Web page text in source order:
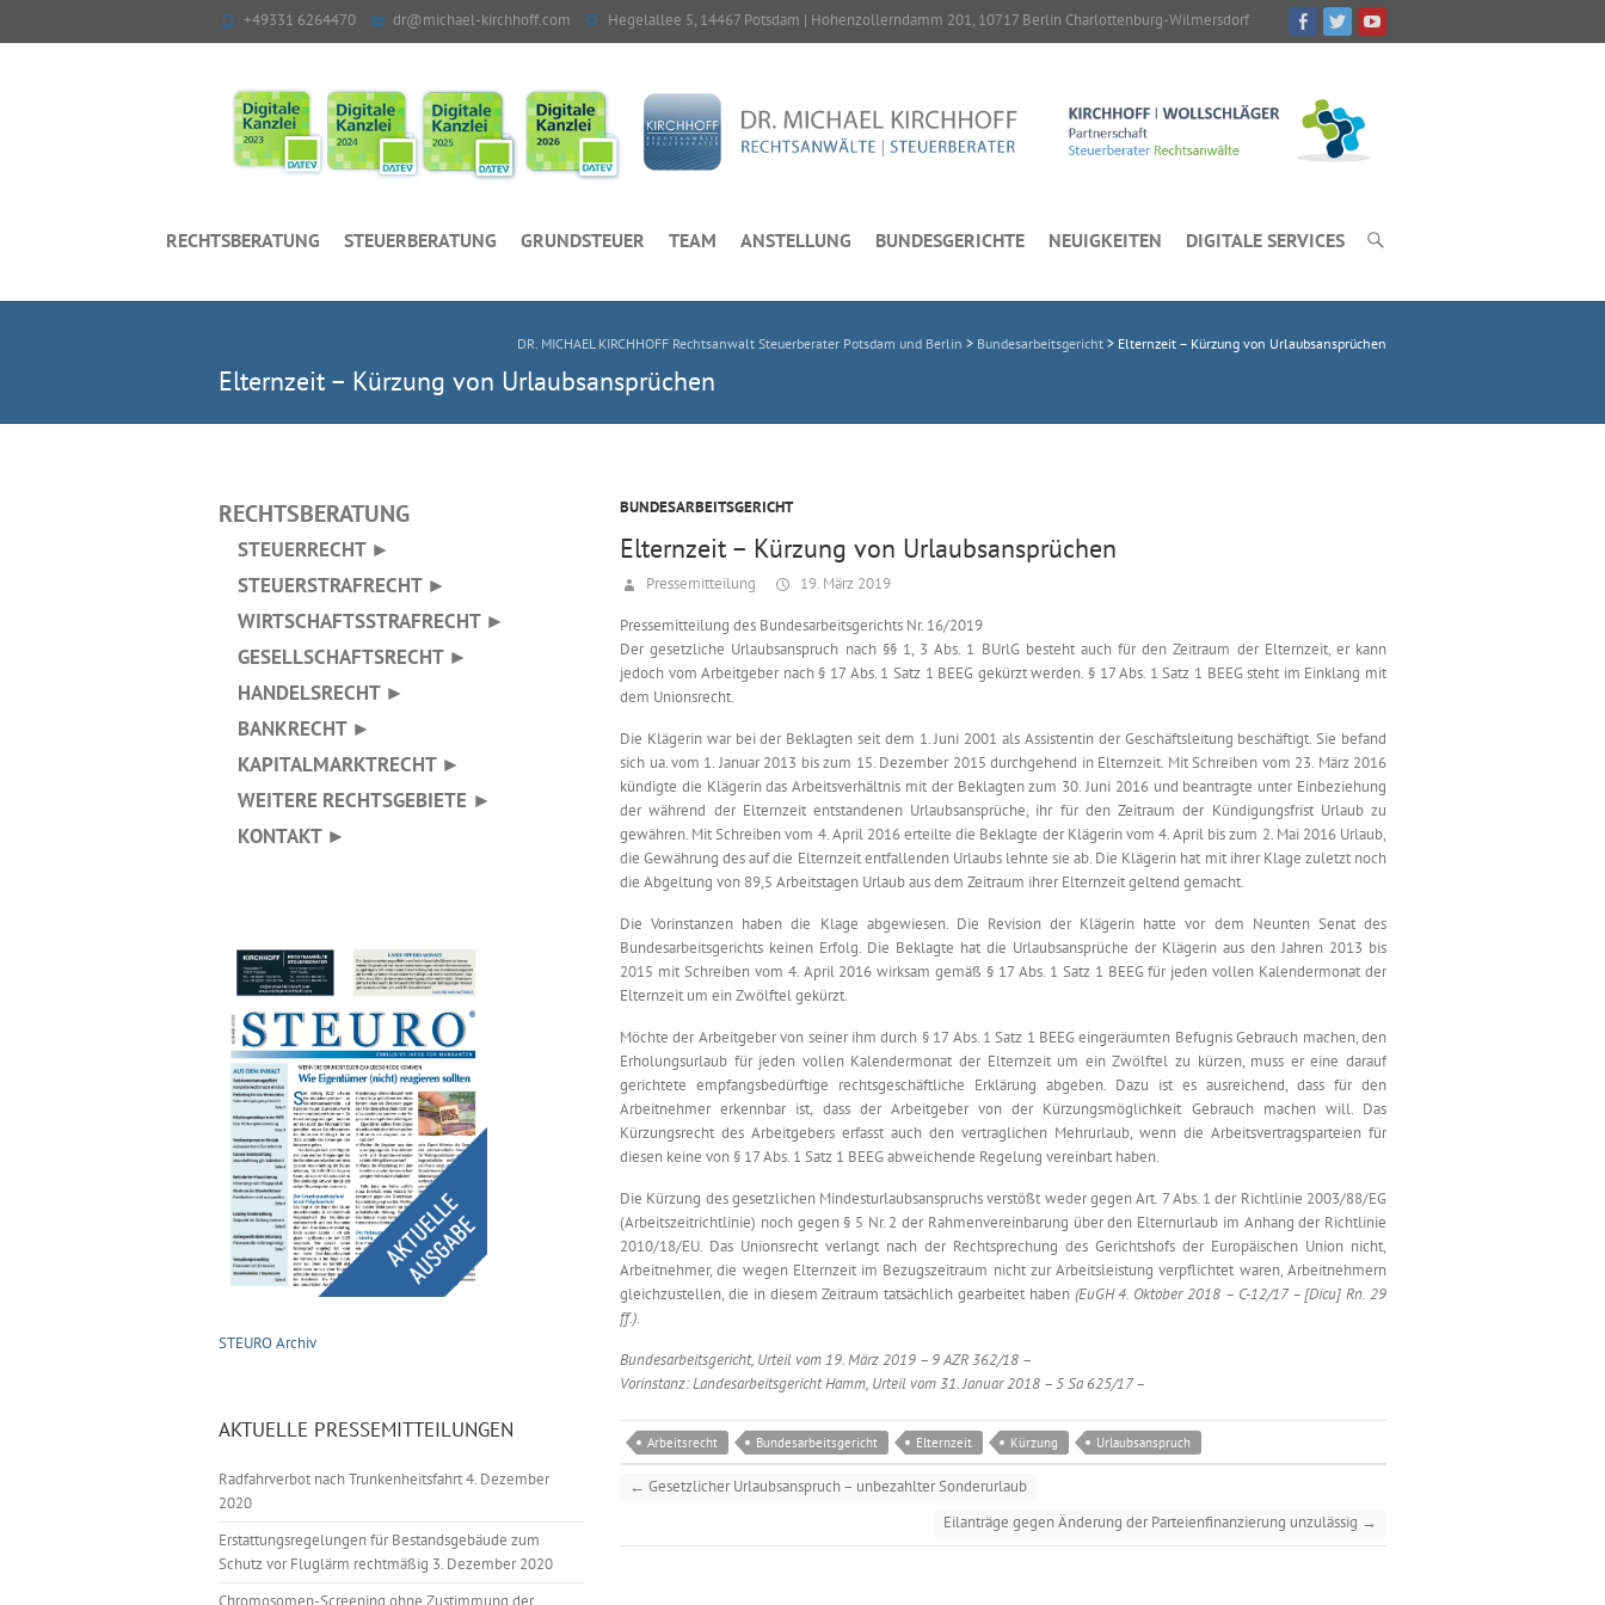
+49331 6264470 dr@michael-kirchhoff.com Hegelallee 5, 14467 Potsdam | Hohenzollerndamm 201, 10717 Berlin Charlottenburg-Wilmersdorf
RECHTSBERATUNG STEUERBERATUNG GRUNDSTEUER TEAM ANSTELLUNG BUNDESGERICHTE NEUIGKEITEN DIGITALE SERVICES
DR. MICHAEL KIRCHHOFF Rechtsanwalt Steuerberater Potsdam und Berlin > Bundesarbeitsgericht > Elternzeit – Kürzung von Urlaubsansprüchen
Elternzeit – Kürzung von Urlaubsansprüchen
BUNDESARBEITSGERICHT
Elternzeit – Kürzung von Urlaubsansprüchen
Pressemitteilung 19. März 2019
Pressemitteilung des Bundesarbeitsgerichts Nr. 16/2019
Der gesetzliche Urlaubsanspruch nach §§ 1, 3 Abs. 1 BUrlG besteht auch für den Zeitraum der Elternzeit, er kann
jedoch vom Arbeitgeber nach § 17 Abs. 1 Satz 1 BEEG gekürzt werden. § 17 Abs. 1 Satz 1 BEEG steht im Einklang mit
dem Unionsrecht.
Die Klägerin war bei der Beklagten seit dem 1. Juni 2001 als Assistentin der Geschäftsleitung beschäftigt. Sie befand
sich ua. vom 1. Januar 2013 bis zum 15. Dezember 2015 durchgehend in Elternzeit. Mit Schreiben vom 23. März 2016
kündigte die Klägerin das Arbeitsverhältnis mit der Beklagten zum 30. Juni 2016 und beantragte unter Einbeziehung
der während der Elternzeit entstandenen Urlaubsansprüche, ihr für den Zeitraum der Kündigungsfrist Urlaub zu
gewähren. Mit Schreiben vom 4. April 2016 erteilte die Beklagte der Klägerin vom 4. April bis zum 2. Mai 2016 Urlaub,
die Gewährung des auf die Elternzeit entfallenden Urlaubs lehnte sie ab. Die Klägerin hat mit ihrer Klage zuletzt noch
die Abgeltung von 89,5 Arbeitstagen Urlaub aus dem Zeitraum ihrer Elternzeit geltend gemacht.
Die Vorinstanzen haben die Klage abgewiesen. Die Revision der Klägerin hatte vor dem Neunten Senat des
Bundesarbeitsgerichts keinen Erfolg. Die Beklagte hat die Urlaubsansprüche der Klägerin aus den Jahren 2013 bis
2015 mit Schreiben vom 4. April 2016 wirksam gemäß § 17 Abs. 1 Satz 1 BEEG für jeden vollen Kalendermonat der
Elternzeit um ein Zwölftel gekürzt.
Möchte der Arbeitgeber von seiner ihm durch § 17 Abs. 1 Satz 1 BEEG eingeräumten Befugnis Gebrauch machen, den
Erholungsurlaub für jeden vollen Kalendermonat der Elternzeit um ein Zwölftel zu kürzen, muss er eine darauf
gerichtete empfangsbedürftige rechtsgeschäftliche Erklärung abgeben. Dazu ist es ausreichend, dass für den
Arbeitnehmer erkennbar ist, dass der Arbeitgeber von der Kürzungsmöglichkeit Gebrauch machen will. Das
Kürzungsrecht des Arbeitgebers erfasst auch den vertraglichen Mehrurlaub, wenn die Arbeitsvertragsparteien für
diesen keine von § 17 Abs. 1 Satz 1 BEEG abweichende Regelung vereinbart haben.
Die Kürzung des gesetzlichen Mindesturlaubsanspruchs verstößt weder gegen Art. 7 Abs. 1 der Richtlinie 2003/88/EG
(Arbeitszeitrichtlinie) noch gegen § 5 Nr. 2 der Rahmenvereinbarung über den Elternurlaub im Anhang der Richtlinie
2010/18/EU. Das Unionsrecht verlangt nach der Rechtsprechung des Gerichtshofs der Europäischen Union nicht,
Arbeitnehmer, die wegen Elternzeit im Bezugszeitraum nicht zur Arbeitsleistung verpflichtet waren, Arbeitnehmern
gleichzustellen, die in diesem Zeitraum tatsächlich gearbeitet haben (EuGH 4. Oktober 2018 – C-12/17 – [Dicu] Rn. 29
ff.).
Bundesarbeitsgericht, Urteil vom 19. März 2019 – 9 AZR 362/18 –
Vorinstanz: Landesarbeitsgericht Hamm, Urteil vom 31. Januar 2018 – 5 Sa 625/17 –
Arbeitsrecht Bundesarbeitsgericht Elternzeit Kürzung Urlaubsanspruch
← Gesetzlicher Urlaubsanspruch – unbezahlter Sonderurlaub
Eilanträge gegen Änderung der Parteienfinanzierung unzulässig →
RECHTSBERATUNG
STEUERRECHT ►
STEUERSTRAFRECHT ►
WIRTSCHAFTSSTRAFRECHT ►
GESELLSCHAFTSRECHT ►
HANDELSRECHT ►
BANKRECHT ►
KAPITALMARKTRECHT ►
WEITERE RECHTSGEBIETE ►
KONTAKT ►
STEURO Archiv
AKTUELLE PRESSEMITTEILUNGEN
Radfahrverbot nach Trunkenheitsfahrt4. Dezember
2020
Erstattungsregelungen für Bestandsgebäude zum
Schutz vor Fluglärm rechtmäßig 3. Dezember 2020